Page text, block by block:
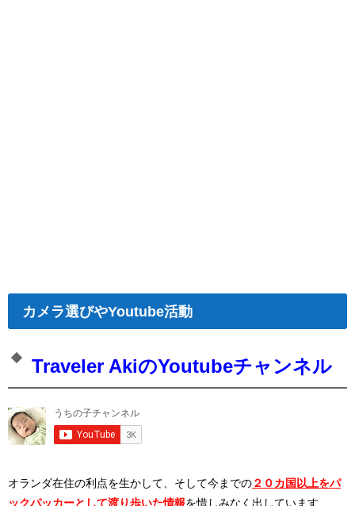
カメラ選びやYoutube活動
Traveler AkiのYoutubeチャンネル
オランダ在住の利点を生かして、そして今までの ２０カ国以上をパ
ックパッカーとして渡り歩いた情報を惜しみなく出しています